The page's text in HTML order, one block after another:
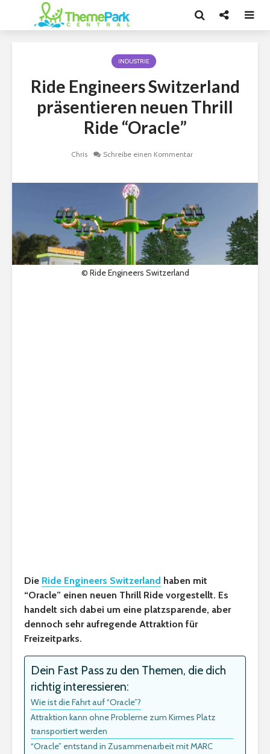
INDUSTRIE
Ride Engineers Switzerland
präsentieren neuen Thrill
Ride “Oracle”
Chris Schreibe einen Kommentar
© Ride Engineers Switzerland
Die Ride Engineers Switzerland haben mit
“Oracle” einen neuen Thrill Ride vorgestellt. Es
handelt sich dabei um eine platzsparende, aber
dennoch sehr aufregende Attraktion für
Freizeitparks.
Dein Fast Pass zu den Themen, die dich
richtig interessieren:
Wie ist die Fahrt auf “Oracle”?
Attraktion kann ohne Probleme zum Kirmes Platz
transportiert werden
“Oracle” entstand in Zusammenarbeit mit MARC